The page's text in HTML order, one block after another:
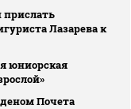
прислать
Лазарева к
юниорская
Почета